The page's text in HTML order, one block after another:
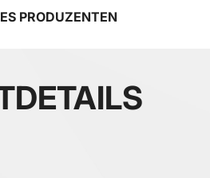
PRODUZENTEN